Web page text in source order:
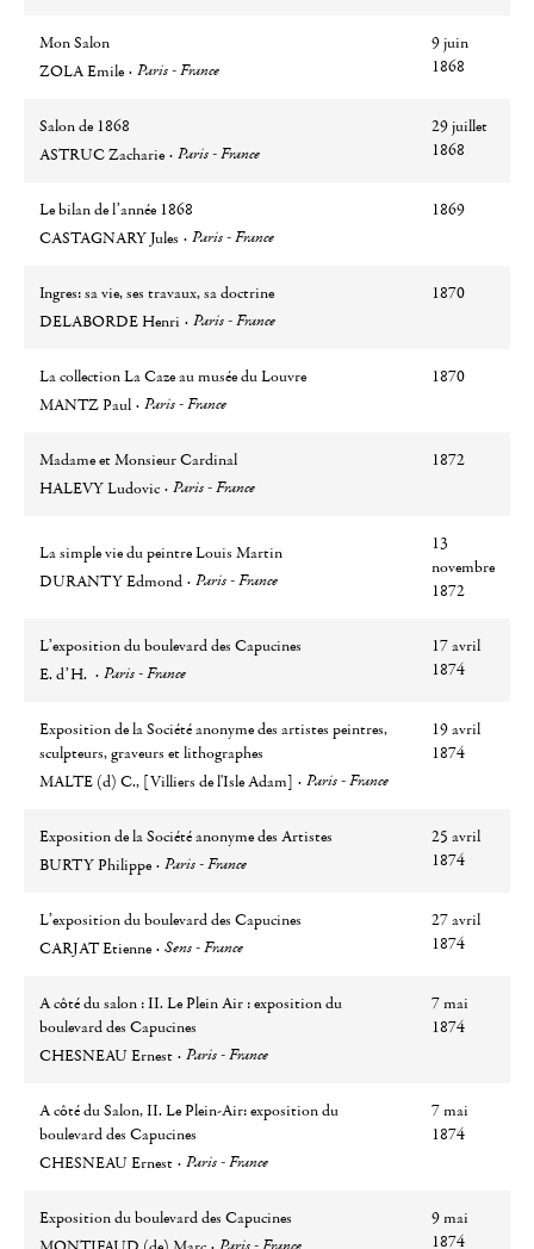
Mon Salon
Auteur
ZOLA Emile
Ville Paris - France
9 juin
1868
Salon de 1868
Auteur
ASTRUC Zacharie
Ville Paris - France
29 juillet
1868
Le bilan de l’année 1868
Auteur
CASTAGNARY Jules
Ville Paris - France
1869
Ingres: sa vie, ses travaux, sa doctrine
Auteur
DELABORDE Henri
Ville Paris - France
1870
La collection La Caze au musée du Louvre
Auteur
MANTZ Paul
Ville Paris - France
1870
Madame et Monsieur Cardinal
Auteur
HALEVY Ludovic
Ville Paris - France
1872
La simple vie du peintre Louis Martin
Auteur
DURANTY Edmond
Ville Paris - France
13
novembre
1872
L’exposition du boulevard des Capucines
Auteur
E. d’H.
Ville Paris - France
17 avril
1874
Exposition de la Société anonyme des artistes peintres,
sculpteurs, graveurs et lithographes
Auteur
MALTE (d) C., [Villiers de l'Isle Adam]
Ville Paris - France
19 avril
1874
Exposition de la Société anonyme des Artistes
Auteur
BURTY Philippe
Ville Paris - France
25 avril
1874
L’exposition du boulevard des Capucines
Auteur
CARJAT Etienne
Ville Sens - France
27 avril
1874
A côté du salon : II. Le Plein Air : exposition du
boulevard des Capucines
Auteur
CHESNEAU Ernest
Ville Paris - France
7 mai
1874
A côté du Salon, II. Le Plein-Air: exposition du
boulevard des Capucines
Auteur
CHESNEAU Ernest
Ville Paris - France
7 mai
1874
Exposition du boulevard des Capucines
Auteur
Ville
9 mai
1874